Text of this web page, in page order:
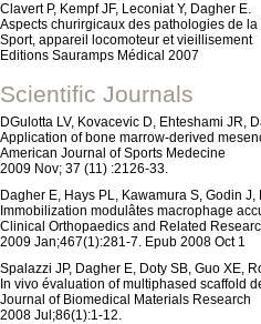
Clavert P, Kempf JF, Leconiat Y, Dagher E.
Aspects churirgicaux des pathologies de
Sport, appareil locomoteur et vieillisement
Editions Sauramps Médical 2007
Scientific Journals
DGulotta LV, Kovacevic D, Ehteshami JR,
Application of bone marrow-derived
American Journal of Sports Medecine
2009 Nov; 37 (11) :2126-33.
Dagher E, Hays PL, Kawamura S, Godin
Immobilization modulâtes macrophage
Clinical Orthopaedics and Related
2009 Jan;467(1):281-7. Epub 2008 Oct 1
Spalazzi JP, Dagher E, Doty SB, Guo XE,
In vivo évaluation of multiphased scaffold
Journal of Biomedical Materials Research
2008 Jul;86(1):1-12.